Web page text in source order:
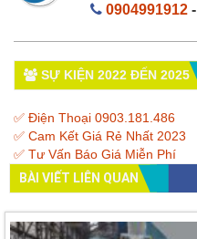
0904991912-
SỰ KIỆN 2022 ĐẾN 2025
✅ Điện Thoại 0903.181.486
✅ Cam Kết Giá Rẻ Nhất 2023
✅ Tư Vấn Báo Giá Miễn Phí
BÀI VIẾT LIÊN QUAN